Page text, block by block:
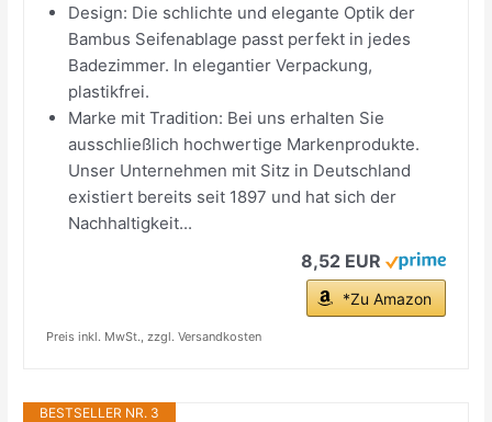
Design: Die schlichte und elegante Optik der
Bambus Seifenablage passt perfekt in jedes
Badezimmer. In elegantier Verpackung,
plastikfrei.
Marke mit Tradition: Bei uns erhalten Sie
ausschließlich hochwertige Markenprodukte.
Unser Unternehmen mit Sitz in Deutschland
existiert bereits seit 1897 und hat sich der
Nachhaltigkeit...
8,52 EUR
*Zu Amazon
Preis inkl. MwSt., zzgl. Versandkosten
BESTSELLER NR. 3